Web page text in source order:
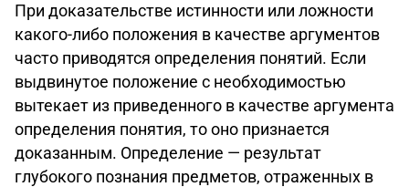
При доказательстве истинности или ложности
какого-либо положения в качестве аргументов
часто приводятся определения понятий. Если
выдвинутое положение с необходимостью
вытекает из приведенного в качестве аргумента
определения понятия, то оно признается
доказанным. Определение — результат
глубокого познания предметов, отраженных в